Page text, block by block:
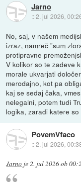
Jarno
::2. jul 2026,
No, saj, v našem
izraz, namreč "sum
protipravne
V kolikor so te zadeve
morale ukvarjati
merodajno, kot pa
kaj se sedaj čaka,
nelegalni, potem tudi
logika, zaradi katere
PovemVfaco
::2. jul 2026,
Jarno je2. jul 2026 ob